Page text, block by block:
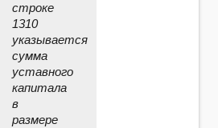
строке
1310
указывается
сумма
уставного
капитала
в
размере